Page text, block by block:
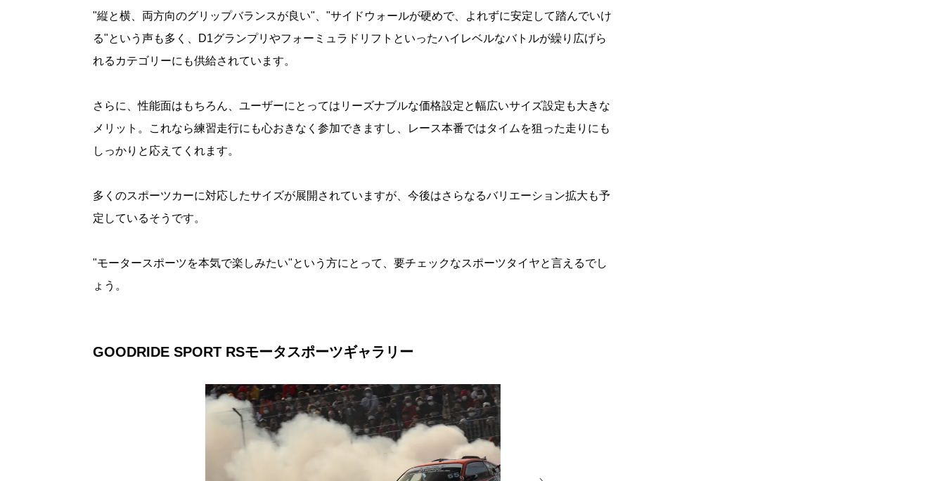
"縦と横、両方向のグリップバランスが良い"、"サイドウォールが硬めで、よれずに安定して踏んでいけ
る"という声も多く、D1グランプリやフォーミュラドリフトといったハイレベルなバトルが繰り広げら
れるカテゴリーにも供給されています。
さらに、性能面はもちろん、ユーザーにとってはリーズナブルな価格設定と幅広いサイズ設定も大きな
メリット。これなら練習走行にも心おきなく参加できますし、レース本番ではタイムを狙った走りにも
しっかりと応えてくれます。
多くのスポーツカーに対応したサイズが展開されていますが、今後はさらなるバリエーション拡大も予
定しているそうです。
"モータースポーツを本気で楽しみたい"という方にとって、要チェックなスポーツタイヤと言えるでし
ょう。
GOODRIDE SPORT RSモータスポーツギャラリー